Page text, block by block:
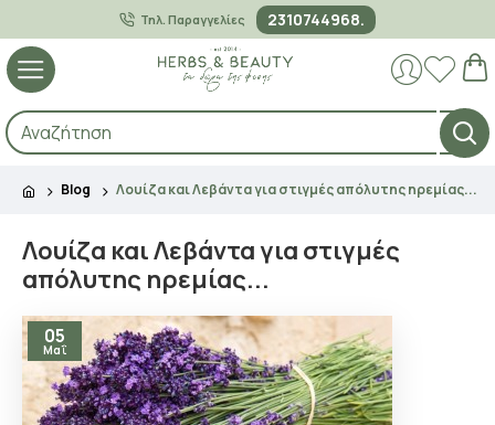
Τηλ. Παραγγελίες 2310744968.
Blog Λουίζα και Λεβάντα για στιγμές απόλυτης ηρεμίας...
Λουίζα και Λεβάντα για στιγμές
απόλυτης ηρεμίας...
05
Μαΐ